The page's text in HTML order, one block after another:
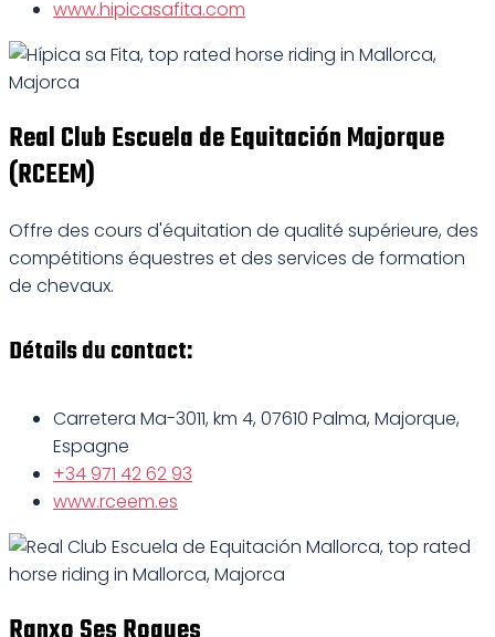
www.hipicasafita.com
Real Club Escuela de Equitación Majorque
(RCEEM)
Offre des cours d'équitation de qualité supérieure, des
compétitions équestres et des services de formation
de chevaux.
Détails du contact:
Carretera Ma-3011, km 4, 07610 Palma, Majorque,
Espagne
+34 971 42 62 93
www.rceem.es